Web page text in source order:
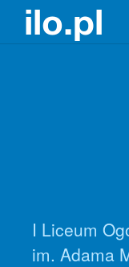
I Liceum
im. Adama